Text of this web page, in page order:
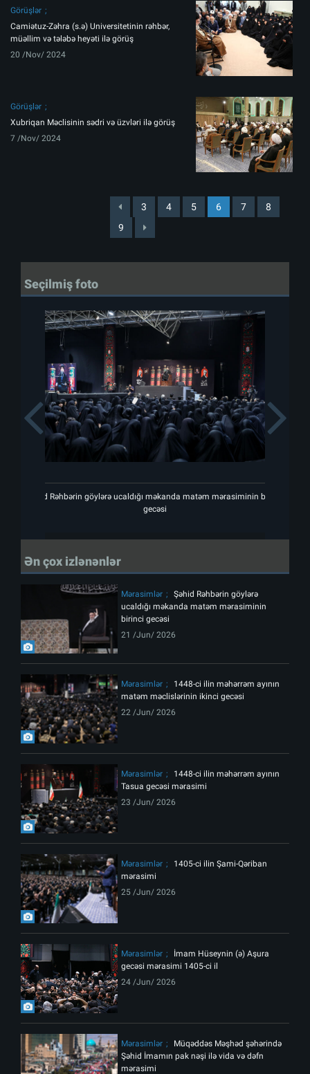
Görüşlər
Camiətuz-Zəhra (s.ə) Universitetinin rəhbər,
müəllim və tələbə heyəti ilə görüş
20 /Nov/ 2024
Görüşlər
Xubriqan Məclisinin sədri və üzvləri ilə görüş
7 /Nov/ 2024
3 4 5 6 7
8
9
Seçilmiş foto
Şəhid Rəhbərin göylərə ucaldığı məkanda matəm mərasiminin birinci
gecəsi
Previous
Ən çox izlənənlər
Mərasimlər
Şəhid Rəhbərin göylərə
ucaldığı məkanda matəm mərasiminin
birinci gecəsi
21 /Jun/ 2026
Mərasimlər
1448-ci ilin məhərrəm ayının
matəm məclislərinin ikinci gecəsi
22 /Jun/ 2026
Mərasimlər
1448-ci ilin məhərrəm ayının
Tasua gecəsi mərasimi
23 /Jun/ 2026
Mərasimlər
1405-ci ilin Şami-Qəriban
mərasimi
25 /Jun/ 2026
Mərasimlər
İmam Hüseynin (ə) Aşura
gecəsi mərasimi 1405-ci il
24 /Jun/ 2026
Mərasimlər
Müqəddəs Məşhəd şəhərində
Şəhid İmamın pak nəşi ilə vida və dəfn
mərasimi